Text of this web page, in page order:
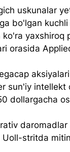
uskunalar
bo'lgan
ko'ra yaxshiroq
orasida
sun'iy
dollargacha
stritda